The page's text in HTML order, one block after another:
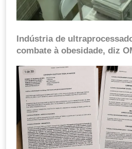
Indústria de
combate à obesidade, diz